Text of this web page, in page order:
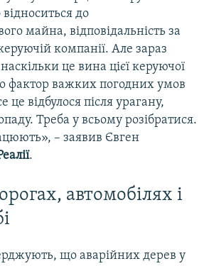
до
майна, відповідальність за
компанії. Але зараз
це вина цієї керуючої
фактор важких погодних умов
це відбулося після урагану,
Треба у всьому розібратися.
– заявив Євген
.
автомобілях і
що аварійних дерев у